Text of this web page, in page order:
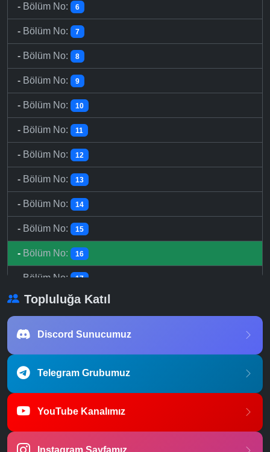
- Bölüm No: 6
- Bölüm No: 7
- Bölüm No: 8
- Bölüm No: 9
- Bölüm No: 10
- Bölüm No: 11
- Bölüm No: 12
- Bölüm No: 13
- Bölüm No: 14
- Bölüm No: 15
- Bölüm No: 16
Bölüm No: 17
- Bölüm No: 18
- Bölüm No:
-Bölüm No: 21
Topluluğa Katıl
Discord Sunucumuz
Telegram Grubumuz
YouTube Kanalımız
Instagram Sayfamız